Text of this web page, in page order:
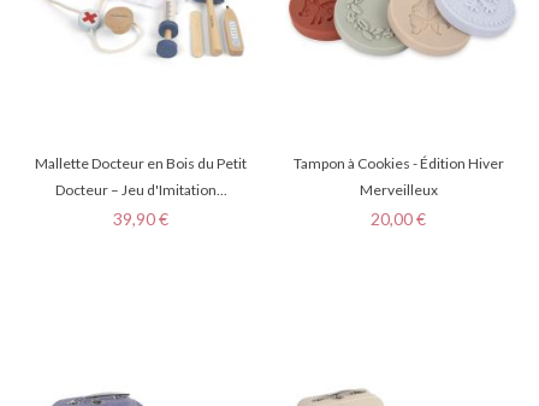
Mallette Docteur en Bois du Petit
Docteur – Jeu d'Imitation...
Prix
39,90 €
Tampon à Cookies - Édition Hiver
Merveilleux
Prix
20,00 €